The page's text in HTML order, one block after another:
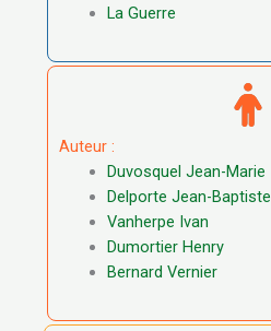
La Guerre
Auteur :
Duvosquel Jean-Marie
Delporte Jean-Baptiste
Vanherpe Ivan
Dumortier Henry
Bernard Vernier